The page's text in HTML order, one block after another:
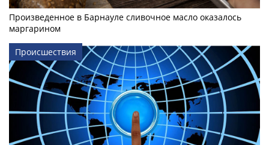
Произведенное в Барнауле сливочное масло оказалось
маргарином
Происшествия